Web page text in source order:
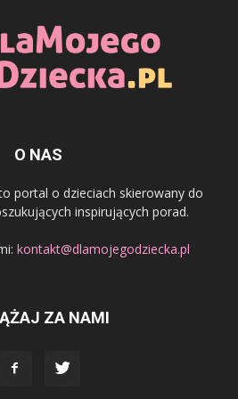
O NAS
portal o dzieciach skierowany do
inspirujących porad.
kontakt@dlamojegodziecka.pl
ZA NAMI